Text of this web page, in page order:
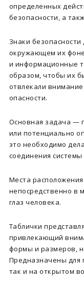
определенных
безопасности, а
Знаки
окружающем их
и информационные
образом, чтобы их
отвлекали
опасности.
Основная задача —
или потенциально
это необходимо
соединения
Места
непосредственно в
глаз человека.
Таблички
привлекающий
формы и размеров,
Предназначены для
так и на открытом